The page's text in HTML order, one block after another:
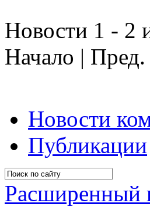
Новости 1 - 2
Начало | Пред.
Новости
Публикации
Расширенный